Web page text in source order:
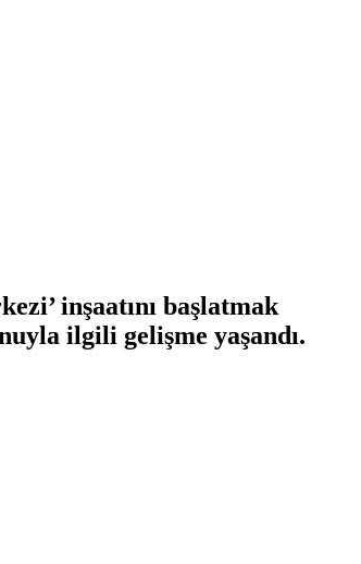
inşaatını başlatmak
ilgili gelişme yaşandı.